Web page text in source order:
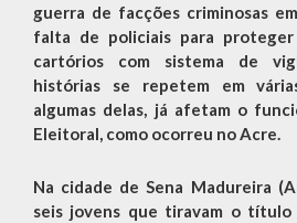
guerra de facções criminosas
falta de policiais para
cartórios com sistema de
histórias se repetem em
algumas delas, já afetam o
Eleitoral, como ocorreu no Acre.
Na cidade de Sena Madureira
seis jovens que tiravam o